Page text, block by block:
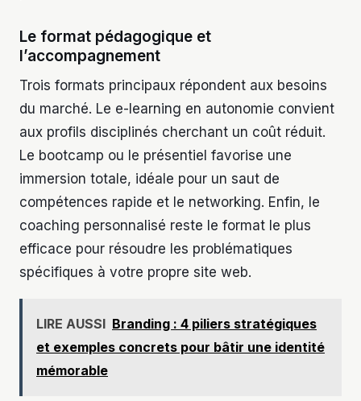
Le format pédagogique et
l’accompagnement
Trois formats principaux répondent aux besoins
du marché. Le e-learning en autonomie convient
aux profils disciplinés cherchant un coût réduit.
Le bootcamp ou le présentiel favorise une
immersion totale, idéale pour un saut de
compétences rapide et le networking. Enfin, le
coaching personnalisé reste le format le plus
efficace pour résoudre les problématiques
spécifiques à votre propre site web.
LIRE AUSSI Branding : 4 piliers stratégiques
et exemples concrets pour bâtir une identité
mémorable